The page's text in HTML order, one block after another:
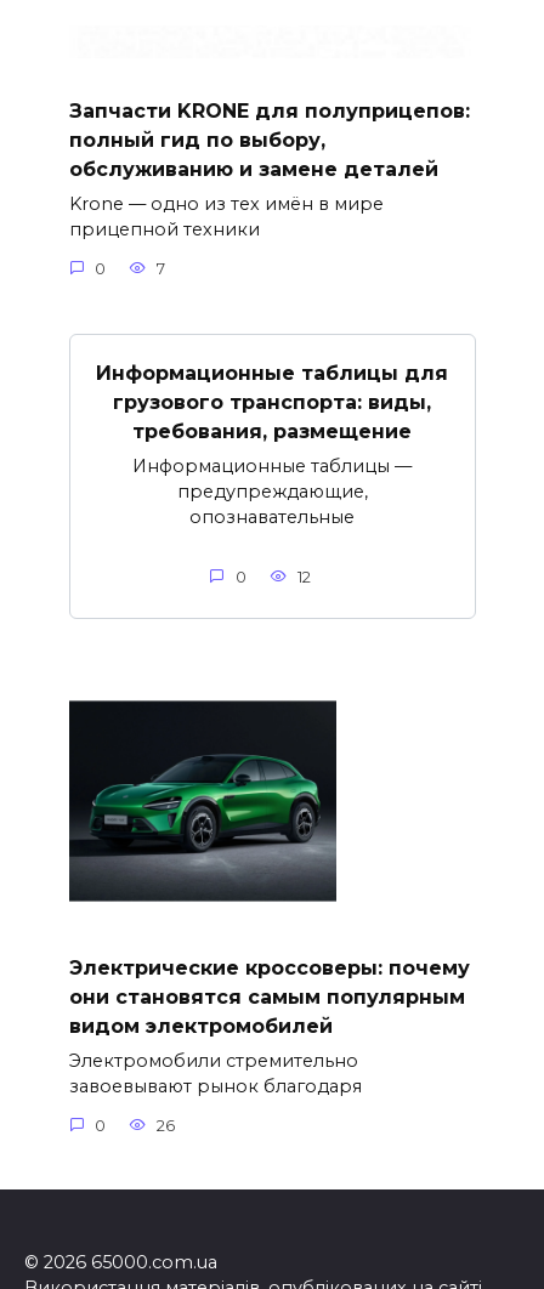
Запчасти KRONE для полуприцепов:
полный гид по выбору,
обслуживанию и замене деталей
Krone — одно из тех имён в мире
прицепной техники
0 7
Информационные таблицы для
грузового транспорта: виды,
требования, размещение
Информационные таблицы —
предупреждающие,
опознавательные
0 12
Электрические кроссоверы: почему
они становятся самым популярным
видом электромобилей
Электромобили стремительно
завоевывают рынок благодаря
0 26
© 2026 65000.com.ua